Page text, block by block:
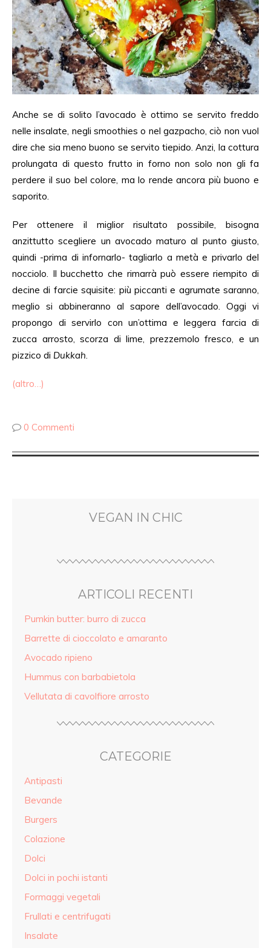
Anche se di solito l’avocado è ottimo se servito freddo
nelle insalate, negli smoothies o nel gazpacho, ciò non vuol
dire che sia meno buono se servito tiepido. Anzi, la cottura
prolungata di questo frutto in forno non solo non gli fa
perdere il suo bel colore, ma lo rende ancora più buono e
saporito.
Per ottenere il miglior risultato possibile, bisogna
anzittutto scegliere un avocado maturo al punto giusto,
quindi -prima di infornarlo- tagliarlo a metà e privarlo del
nocciolo. Il bucchetto che rimarrà può essere riempito di
decine di farcie squisite: più piccanti e agrumate saranno,
meglio si abbineranno al sapore dell’avocado. Oggi vi
propongo di servirlo con un’ottima e leggera farcia di
zucca arrosto, scorza di lime, prezzemolo fresco, e un
pizzico di Dukkah
(altro…)
0 Commenti
VEGAN IN CHIC
ARTICOLI RECENTI
Pumkin butter: burro di zucca
Barrette di cioccolato e amaranto
Avocado ripieno
Hummus con barbabietola
Vellutata di cavolfiore arrosto
CATEGORIE
Antipasti
Bevande
Burgers
Colazione
Dolci
Dolci in pochi istanti
Formaggi vegetali
Frullati e centrifugati
Insalate